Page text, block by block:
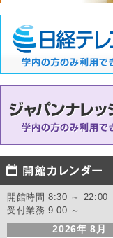
開館時間 8:30 ～ 22:00
受付業務 9:00 ～
2026年 8月